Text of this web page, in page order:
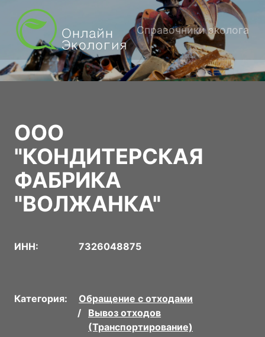
Справочники эколога
ООО
"КОНДИТЕРСКАЯ
ФАБРИКА
"ВОЛЖАНКА"
ИНН: 7326048875
Категория:
Обращение с отходами
Вывоз отходов
(Транспортирование)